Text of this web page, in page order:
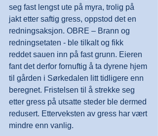
seg fast lengst ute på myra, trolig på
jakt etter saftig gress, oppstod det en
redningsaksjon. OBRE – Brann og
redningsetaten - ble tilkalt og fikk
reddet sauen inn på fast grunn. Eieren
fant det derfor fornuftig å ta dyrene hjem
til gården i Sørkedalen litt tidligere enn
beregnet. Fristelsen til å strekke seg
etter gress på utsatte steder ble dermed
redusert. Etterveksten av gress har vært
mindre enn vanlig.